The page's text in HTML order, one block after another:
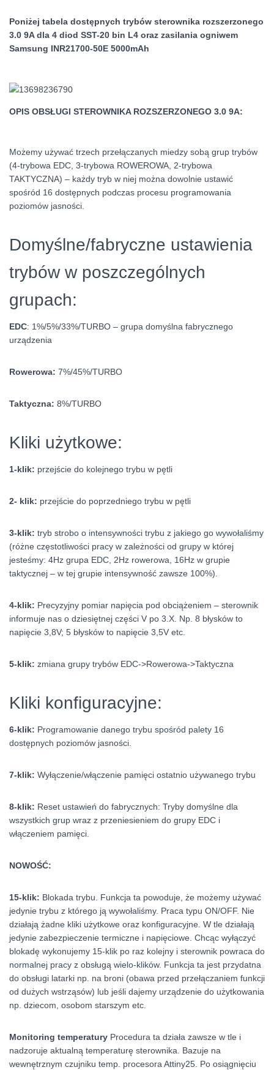
Poniżej tabela dostępnych trybów sterownika rozszerzonego
3.0 9A dla 4 diod SST-20 bin L4 oraz zasilania ogniwem
Samsung INR21700-50E 5000mAh
OPIS OBSŁUGI STEROWNIKA ROZSZERZONEGO 3.0 9A:
Możemy używać trzech przełączanych miedzy sobą grup trybów
(4-trybowa EDC, 3-trybowa ROWEROWA, 2-trybowa
TAKTYCZNA) – każdy tryb w niej można dowolnie ustawić
spośród 16 dostępnych podczas procesu programowania
poziomów jasności.
Domyślne/fabryczne ustawienia
trybów w poszczególnych
grupach:
EDC: 1%/5%/33%/TURBO – grupa domyślna fabrycznego
urządzenia
Rowerowa: 7%/45%/TURBO
Taktyczna: 8%/TURBO
Kliki użytkowe:
1-klik: przejście do kolejnego trybu w pętli
2- klik: przejście do poprzedniego trybu w pętli
3-klik: tryb strobo o intensywności trybu z jakiego go wywołaliśmy
(różne częstotliwości pracy w zależności od grupy w której
jesteśmy: 4Hz grupa EDC, 2Hz rowerowa, 16Hz w grupie
taktycznej – w tej grupie intensywność zawsze 100%).
4-klik: Precyzyjny pomiar napięcia pod obciążeniem – sterownik
informuje nas o dziesiętnej części V po 3.X. Np. 8 błysków to
napięcie 3,8V; 5 błysków to napięcie 3,5V etc.
5-klik: zmiana grupy trybów EDC->Rowerowa->Taktyczna
Kliki konfiguracyjne:
6-klik: Programowanie danego trybu spośród palety 16
dostępnych poziomów jasności.
7-klik: Wyłączenie/włączenie pamięci ostatnio używanego trybu
8-klik: Reset ustawień do fabrycznych: Tryby domyślne dla
wszystkich grup wraz z przeniesieniem do grupy EDC i
włączeniem pamięci.
NOWOŚĆ:
15-klik: Blokada trybu. Funkcja ta powoduje, że możemy używać
jedynie trybu z którego ją wywołaliśmy. Praca typu ON/OFF. Nie
działają żadne kliki użytkowe oraz konfiguracyjne. W tle działają
jedynie zabezpieczenie termiczne i napięciowe. Chcąc wyłączyć
blokadę wykonujemy 15-klik po raz kolejny i sterownik powraca do
normalnej pracy z obsługą wielo-klików. Funkcja ta jest przydatna
do obsługi latarki np. na broni (obawa przed przełączaniem funkcji
od dużych wstrząsów) lub jeśli dajemy urządzenie do użytkowania
np. dziecom, osobom starszym etc.
Monitoring temperatury Procedura ta działa zawsze w tle i
nadzoruje aktualną temperaturę sterownika. Bazuje na
wewnętrznym czujniku temp. procesora Attiny25. Po osiągnięciu